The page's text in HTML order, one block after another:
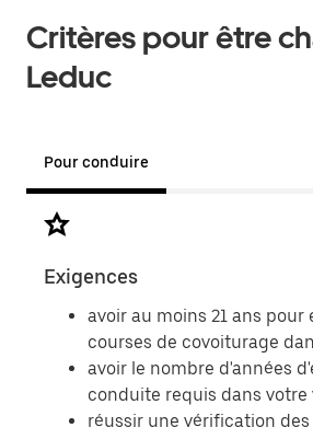
Critères pour être
Leduc
Pour conduire
Exigences
avoir au moins 21 ans
courses de covoiturage
avoir le nombre d'années
conduite requis dans votre
réussir une vérification